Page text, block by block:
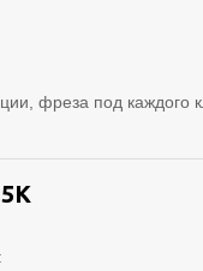
фреза под каждого